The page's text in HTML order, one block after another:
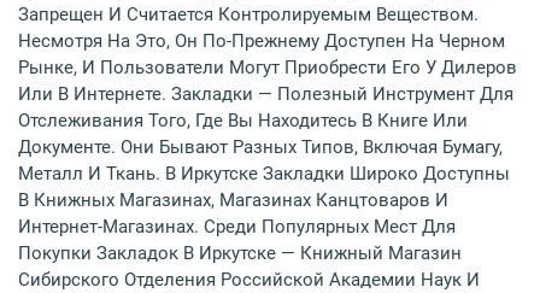
Запрещен И Считается Контролируемым Веществом.
Несмотря На Это, Он По-Прежнему Доступен На Черном
Рынке, И Пользователи Могут Приобрести Его У Дилеров
Или В Интернете. Закладки — Полезный Инструмент Для
Отслеживания Того, Где Вы Находитесь В Книге Или
Документе. Они Бывают Разных Типов, Включая Бумагу,
Металл И Ткань. В Иркутске Закладки Широко Доступны
В Книжных Магазинах, Магазинах Канцтоваров И
Интернет-Магазинах. Среди Популярных Мест Для
Покупки Закладок В Иркутске — Книжный Магазин
Сибирского Отделения Российской Академии Наук И